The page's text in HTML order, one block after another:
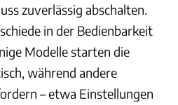
zuverlässig abschalten.
in der Bedienbarkeit
Modelle starten die
während andere
– etwa Einstellungen